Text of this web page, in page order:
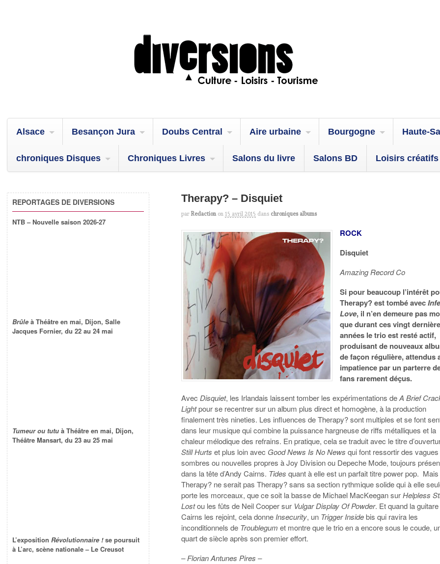
Alsace Besançon Jura Doubs Central Aire urbaine Bourgogne Haute-
chroniques Disques Chroniques Livres Salons du livre Salons BD Loisirs créatifs
Therapy? – Disquiet
par Redaction on 15 avril 2015 dans chroniques albums
ROCK
Disquiet
Amazing Record Co
Si pour beaucoup l’intérêt
Therapy? est tombé avec
Love, il n’en demeure pas
que durant ces vingt
années le trio est resté actif,
produisant de nouveaux
de façon régulière, attendus
impatience par un parterre
fans rarement déçus.
AvecDisquiet, les Irlandais laissent tomber les expérimentations deA Brief
Lightpour se recentrer sur un album plus direct et homogène, à la production
finalement très nineties. Les influences de Therapy? sont multiples et se font
dans leur musique qui combine la puissance hargneuse de riffs métalliques et la
chaleur mélodique des refrains. En pratique, cela se traduit avec le titre
Still Hurts et plus loin avec Good News Is No News qui font ressortir des vagues
sombres ou nouvelles propres à Joy Division ou Depeche Mode, toujours
dans la tête d’Andy Cairns. Tides quant à elle est un parfait titre power pop. Mais
Therapy? ne serait pas Therapy? sans sa section rythmique solide qui à elle
porte les morceaux, que ce soit la basse de Michael MacKeegan surHelpless
Lostou les fûts de Neil Cooper sur Vulgar Display Of Powder. Et quand la
Cairns les rejoint, cela donneInsecurity, un Trigger Insidebis qui ravira les
inconditionnels de Troublegum et montre que le trio en a encore sous le coude,
quart de siècle après son premier effort.
– Florian Antunes Pires –
REPORTAGES DE DIVERSIONS
NTB – Nouvelle saison 2026-27
Brûle à Théâtre en mai, Dijon, Salle
Jacques Fornier, du 22 au 24 mai
Tumeur ou tutu à Théâtre en mai, Dijon,
Théâtre Mansart, du 23 au 25 mai
L’exposition Révolutionnaire !se poursuit
à L’arc, scène nationale – Le Creusot